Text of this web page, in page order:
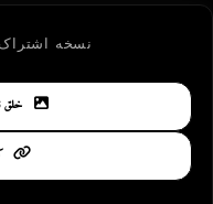
نسخه
خلق